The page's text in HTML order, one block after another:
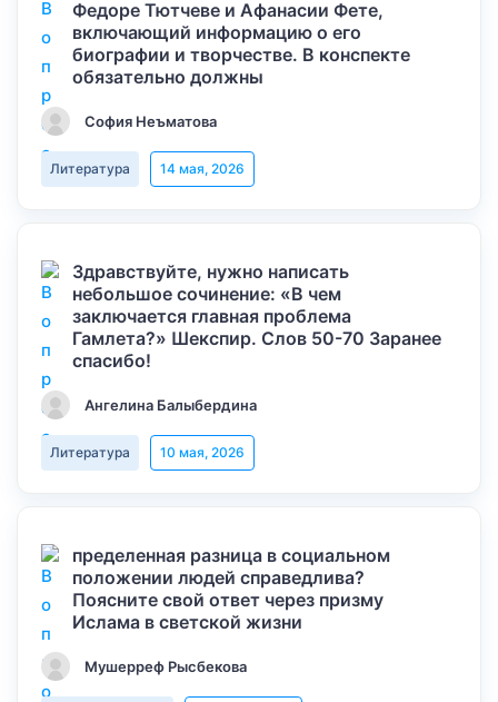
Федоре Тютчеве и Афанасии Фете,
включающий информацию о его
биографии и творчестве. В конспекте
обязательно должны
София Неъматова
Литература 14 мая, 2026
Здравствуйте, нужно написать
небольшое сочинение: «В чем
заключается главная проблема
Гамлета?» Шекспир. Слов 50-70 Заранее
спасибо!
Ангелина Балыбердина
Литература 10 мая, 2026
пределенная разница в социальном
положении людей справедлива?
Поясните свой ответ через призму
Ислама в светской жизни
Мушерреф Рысбекова